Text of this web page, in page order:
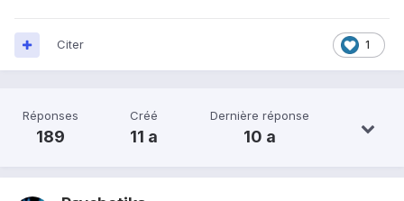
1
Citer
Réponses
189
Créé
11 a
Dernière réponse
10 a